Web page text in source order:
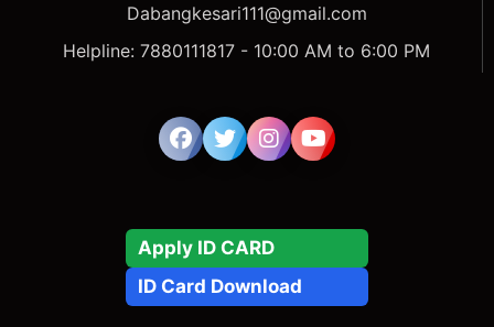
Dabangkesari111@gmail.com
Helpline: 7880111817 - 10:00 AM to 6:00 PM
Apply ID CARD
ID Card Download